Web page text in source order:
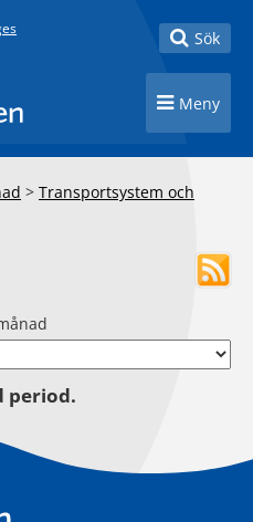
Toggle
Sök
Toggle
Meny
> Transportsystem och
period.